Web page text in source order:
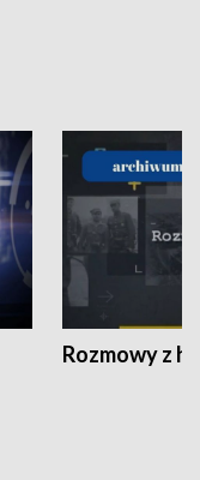
Rozmowy z